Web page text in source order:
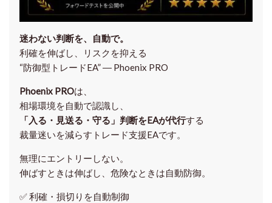
迷わない判断を、自動で。
利確を伸ばし、リスクを抑える
“防御型トレードEA” ― Phoenix PRO
Phoenix PROは、
相場環境を自動で認識し、
「入る・見送る・守る」判断をEAが代行する
裁量迷いを減らすトレード支援EAです。
無理にエントリーしない。
伸ばすときは伸ばし、危険なときは自動防御。
✅利確・損切りを自動制御